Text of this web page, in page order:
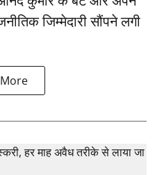
जिम्मेदारी सौंपने लगी